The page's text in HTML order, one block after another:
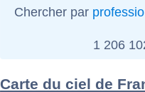
Chercher par
1 206
Carte du ciel de